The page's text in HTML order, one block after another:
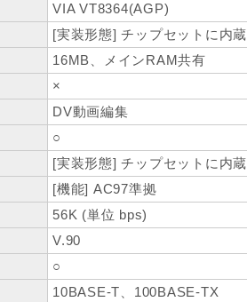
VIA VT8364(AGP)
[実装形態] チップセットに内蔵
16MB、メインRAM共有
×
DV動画編集
○
[実装形態] チップセットに内蔵
[機能] AC97準拠
56K (単位 bps)
V.90
○
10BASE-T、100BASE-TX